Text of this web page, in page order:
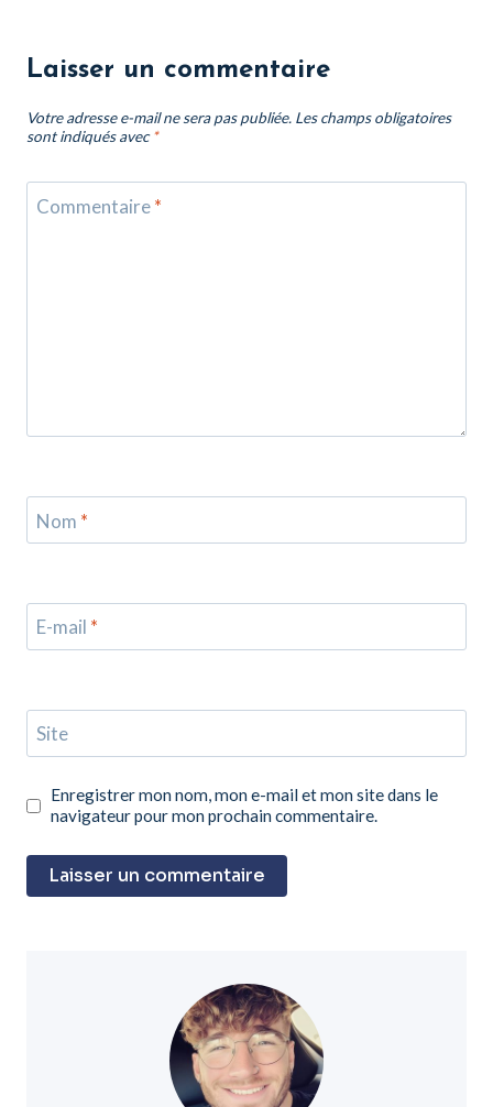
Laisser un commentaire
Votre adresse e-mail ne sera pas publiée. Les champs obligatoires
sont indiqués avec*
Commentaire*
Nom *
E-mail *
Site
Enregistrer mon nom, mon e-mail et mon site dans le
navigateur pour mon prochain commentaire.